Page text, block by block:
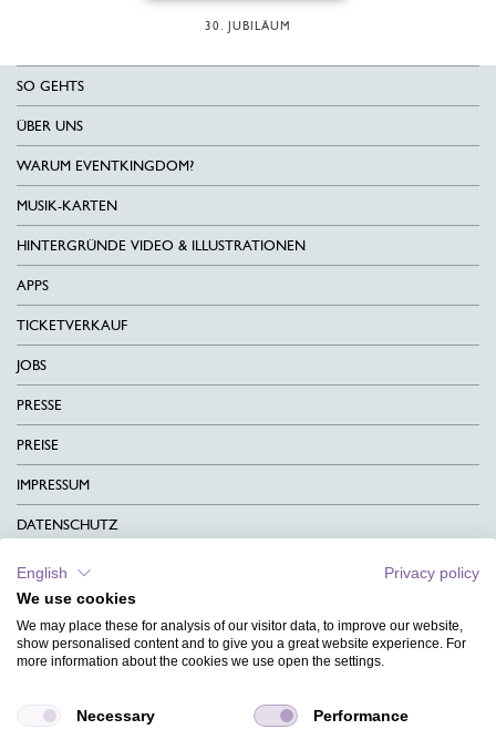
30. JUBILÄUM
SO GEHTS
ÜBER UNS
WARUM EVENTKINGDOM?
MUSIK-KARTEN
HINTERGRÜNDE VIDEO & ILLUSTRATIONEN
APPS
TICKETVERKAUF
JOBS
PRESSE
PREISE
IMPRESSUM
DATENSCHUTZ
KONTAKT
AGB
CHARITY
MAGAZIN
English
Privacy policy
We use cookies
We may place these for analysis of our visitor data, to improve our website,
show personalised content and to give you a great website experience. For
more information about the cookies we use open the settings.
Necessary Performance